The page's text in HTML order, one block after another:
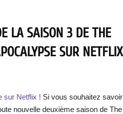
LA SAISON 3 DE THE
SUR NETFLIX
sur Netflix ! Si vous souhaitez savoir
nouvelle deuxième saison de The